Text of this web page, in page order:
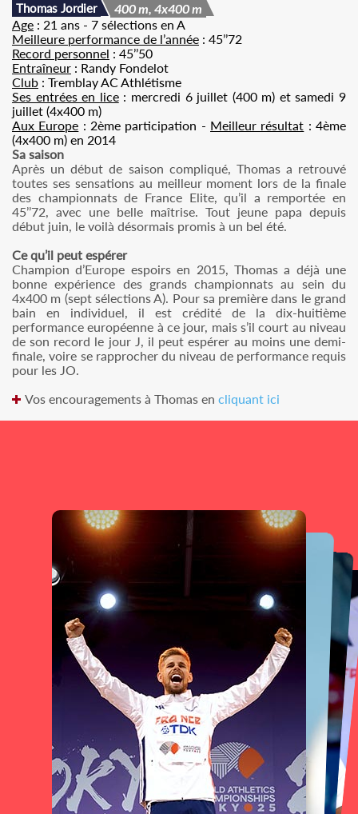
Thomas Jordier
400 m, 4x400 m
Age : 21 ans - 7 sélections en A
Meilleure performance de l’année : 45’’72
Record personnel : 45’’50
Entraîneur : Randy Fondelot
Club : Tremblay AC Athlétisme
Ses entrées en lice: mercredi 6 juillet (400 m) et samedi 9
juillet (4x400 m)
Aux Europe : 2ème participation - Meilleur résultat : 4ème
(4x400 m) en 2014
Sa saison
Après un début de saison compliqué, Thomas a retrouvé
toutes ses sensations au meilleur moment lors de la finale
des championnats de France Elite, qu’il a remportée en
45’’72, avec une belle maîtrise. Tout jeune papa depuis
début juin, le voilà désormais promis à un bel été.
Ce qu’il peut espérer
Champion d’Europe espoirs en 2015, Thomas a déjà une
bonne expérience des grands championnats au sein du
4x400 m (sept sélections A). Pour sa première dans le grand
bain en individuel, il est crédité de la dix-huitième
performance européenne à ce jour, mais s’il court au niveau
de son record le jour J, il peut espérer au moins une demi-
finale, voire se rapprocher du niveau de performance requis
pour les JO.
Vos encouragements à Thomas en cliquant ici